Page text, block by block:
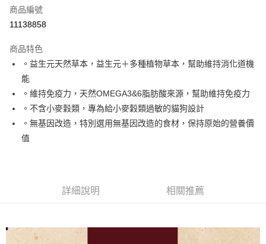
LINE Pay
悠遊付
AFTEE先享後付
相關說明
【關於「AFTEE先享後付」】
AFTEE先享後付是「在收到商品之後才付款」的支付方式。 讓您購物簡單
便利好安心！
１．簡單：不需註冊會員、不需綁卡、不需儲值。
【「AFTEE先享後付」結帳流程】
１．於結帳方式選擇「AFTEE先享後付」後，將跳轉至「AFTEE先享後付」
３．收到繳費通知簡訊後14天內，點擊此簡訊中的連結，可透過四大超商／
ATM／網路銀行／等多元方式進行付款，方視為交易完成。
ATM付款
每筆NT$110，滿NT$1,500(含以上)免運費
商品編號
11138858
商品特色
。益生元天然草本，益生元＋多種植物草本，幫助維持消化道機
能
。維持免疫力，天然OMEGA3&6脂肪酸來源，幫助維持免疫力
。不含小麥穀類，專為給小麥穀類過敏的貓狗設計
。無基因改造，特別選用無基因改造的食材，保持原始的營養價
值
詳細說明 相關推薦